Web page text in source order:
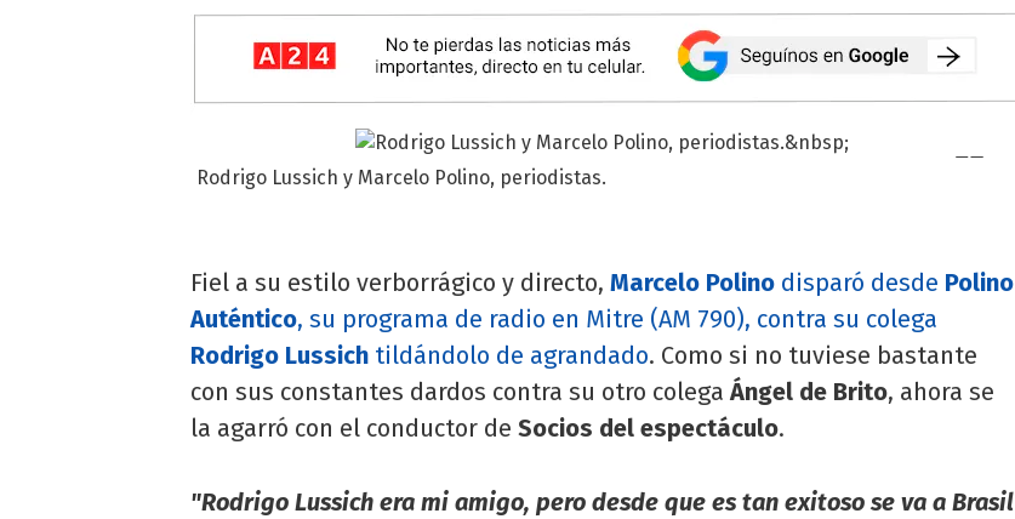
Rodrigo Lussich y Marcelo Polino, periodistas.
Fiel a su estilo verborrágico y directo, Marcelo Polino disparó desde Polino
Auténtico, su programa de radio en Mitre (AM 790), contra su colega
Rodrigo Lussich tildándolo de agrandado. Como si no tuviese bastante
con sus constantes dardos contra su otro colegaÁngel de Brito, ahora se
la agarró con el conductor de Socios del espectáculo.
"Rodrigo Lussich era mi amigo, pero desde que es tan exitoso se va a Brasil